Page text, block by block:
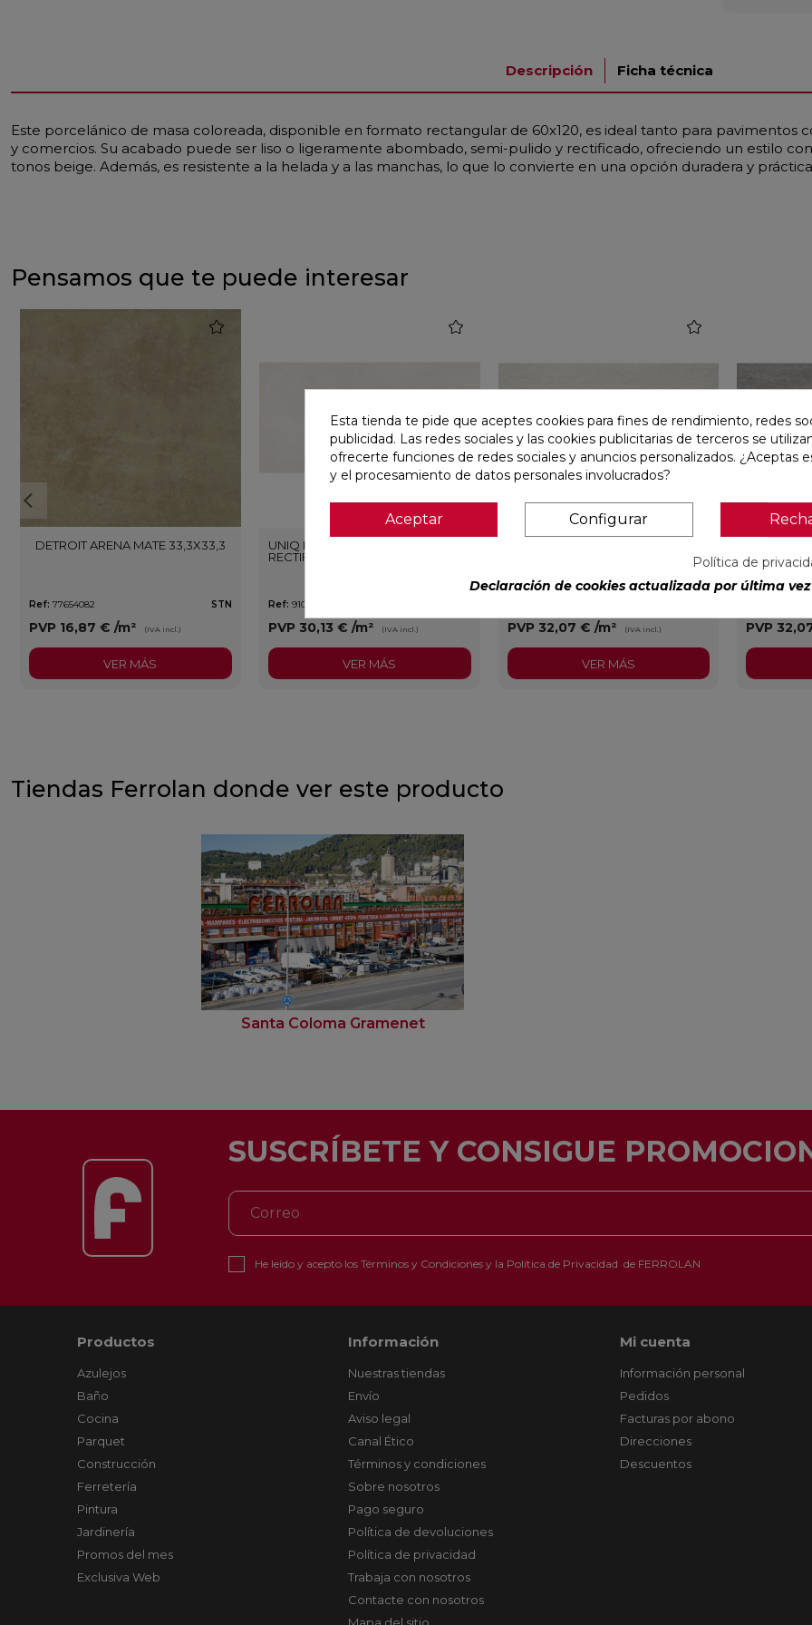
Descripción Ficha técnica
Este porcelánico de masa coloreada, disponible en formato rectangular de 60x120, es ideal tanto para pavimentos
y comercios. Su acabado puede ser liso o ligeramente abombado, semi-pulido y rectificado, ofreciendo un estilo
tonos beige. Además, es resistente a la helada y a las manchas, lo que lo convierte en una opción duradera y
Pensamos que te puede interesar
DETROIT ARENA MATE 33,3X33,3
Ref: 77654082 STN
PVP 16,87 € /m² (IVA incl.)
favorite
VER MÁS
UNIQ MOON MATE 29,5X59,5
RECTIFICADO
Ref: 91080476
PVP 30,13 € /m² (IVA incl.)
favorite
VER MÁS
PVP 32,07 € /m² (IVA incl.)
VER MÁS
CONCEPT
PVP
Tiendas Ferrolan donde ver este producto
Santa Coloma Gramenet
SUSCRÍBETE Y CONSIGUE
He leído y acepto los Términos y Condicionesy la Política de Privacidad de FERROLAN
Productos
Azulejos
Baño
Cocina
Parquet
Construcción
Ferretería
Pintura
Jardinería
Promos del mes
Exclusiva Web
Información
Nuestras tiendas
Envío
Aviso legal
Canal Ético
Términos y condiciones
Sobre nosotros
Pago seguro
Política de devoluciones
Política de privacidad
Trabaja con nosotros
Contacte con nosotros
Mapa del sitio
Mi cuenta
Información personal
Pedidos
Facturas por abono
Direcciones
Descuentos
Esta tienda te pide que aceptes cookies para fines de rendimiento, redes
publicidad. Las redes sociales y las cookies publicitarias de terceros se
ofrecerte funciones de redes sociales y anuncios personalizados. ¿Aceptas
y el procesamiento de datos personales involucrados?
Aceptar Configurar
Política de
Declaración de cookies actualizada por última